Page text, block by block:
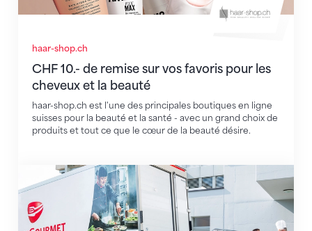
haar-shop.ch
CHF 10.- de remise sur vos favoris pour les
cheveux et la beauté
haar-shop.ch est l'une des principales boutiques en ligne
suisses pour la beauté et la santé - avec un grand choix de
produits et tout ce que le cœur de la beauté désire.
CHF 50.– bon d'achat de Prodega